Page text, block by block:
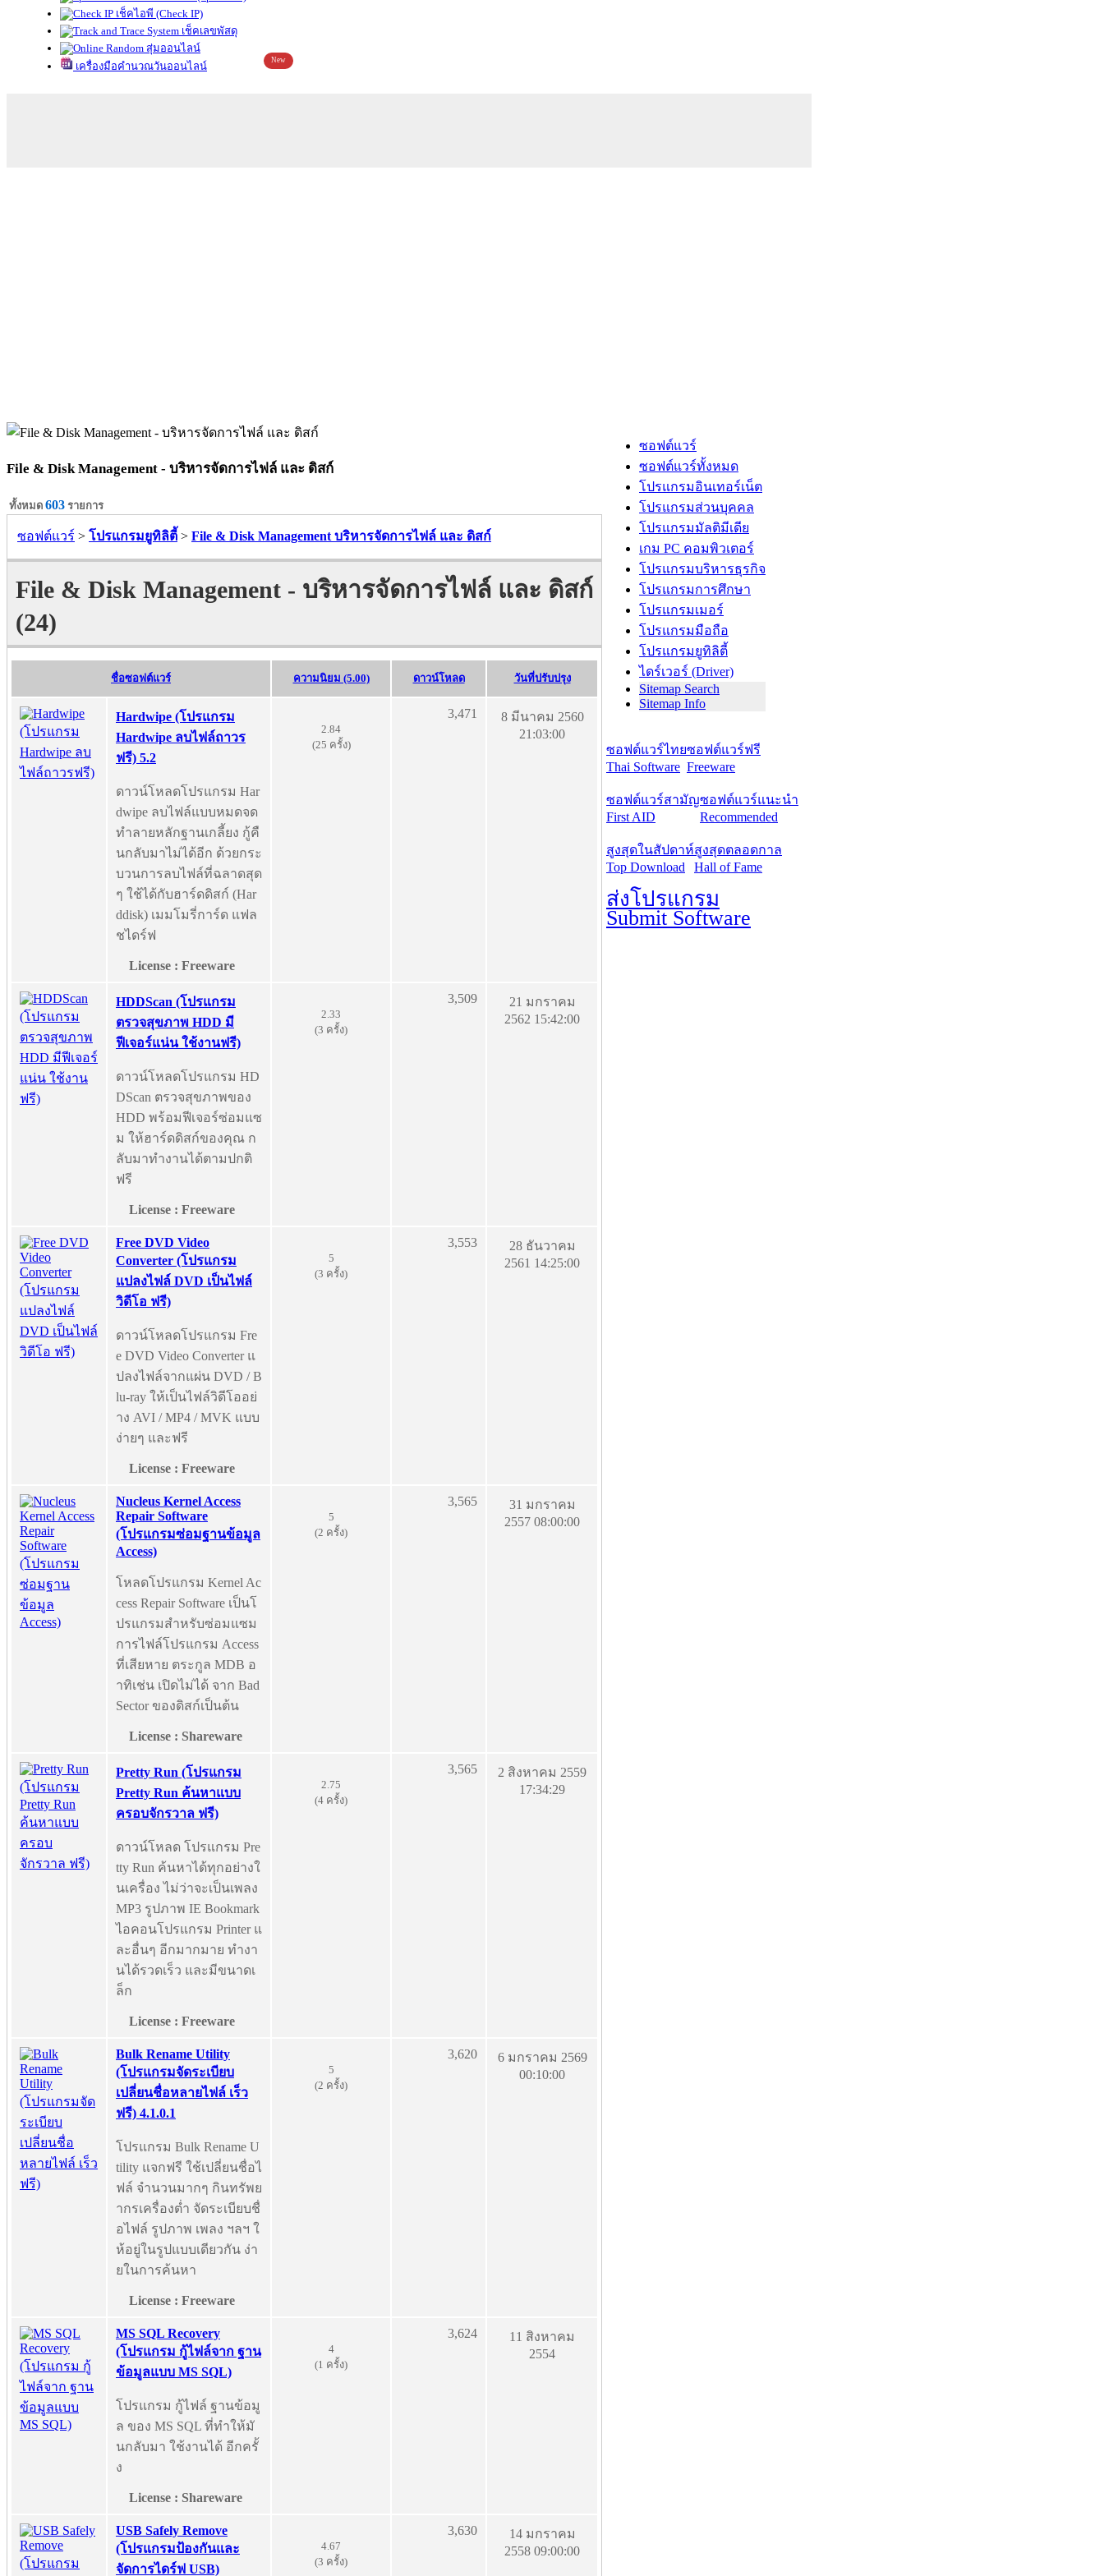
เช็คไอพี (Check IP)
เช็คเลขพัสดุ
สุ่มออนไลน์
เครื่องมือคำนวณวันออนไลน์
New
File & Disk Management - บริหารจัดการไฟล์ และ ดิสก์
ทั้งหมด 603 รายการ
ซอฟต์แวร์ > โปรแกรมยูทิลิตี้ > File & Disk Management บริหารจัดการไฟล์ และ ดิสก์
File & Disk Management - บริหารจัดการไฟล์ และ ดิสก์
(24)
ชื่อซอฟต์แวร์ ความนิยม (5.00) ดาวน์โหลด วันที่ปรับปรุง
Hardwipe (โปรแกรม
Hardwipe ลบไฟล์ถาวร
ฟรี) 5.2
ดาวน์โหลดโปรแกรม Har
dwipe ลบไฟล์แบบหมดจด
ทำลายหลักฐานเกลี้ยง กู้คื
นกลับมาไม่ได้อีก ด้วยกระ
บวนการลบไฟล์ที่ฉลาดสุด
ๆ ใช้ได้กับฮาร์ดดิสก์ (Har
ddisk) เมมโมรี่การ์ด แฟล
ชไดร์ฟ
License : Freeware
2.84
(25 ครั้ง)
3,471
8 มีนาคม 2560
21:03:00
HDDScan (โปรแกรม
ตรวจสุขภาพ HDD มี
ฟีเจอร์แน่น ใช้งานฟรี)
ดาวน์โหลดโปรแกรม HD
DScan ตรวจสุขภาพของ
HDD พร้อมฟีเจอร์ซ่อมแซ
ม ให้ฮาร์ดดิสก์ของคุณ ก
ลับมาทำงานได้ตามปกติ
ฟรี
License : Freeware
2.33
(3 ครั้ง)
3,509
21 มกราคม
2562 15:42:00
Free DVD Video
Converter (โปรแกรม
แปลงไฟล์ DVD เป็นไฟล์
วิดีโอ ฟรี)
ดาวน์โหลดโปรแกรม Fre
e DVD Video Converter แ
ปลงไฟล์จากแผ่น DVD / B
lu-ray ให้เป็นไฟล์วิดีโออย่
าง AVI / MP4 / MVK แบบ
ง่ายๆ และฟรี
License : Freeware
5
(3 ครั้ง)
3,553
28 ธันวาคม
2561 14:25:00
Nucleus Kernel Access
Repair Software
(โปรแกรมซ่อมฐานข้อมูล
Access)
โหลดโปรแกรม Kernel Ac
cess Repair Software เป็นโ
ปรแกรมสำหรับซ่อมแซม
การไฟล์โปรแกรม Access
ที่เสียหาย ตระกูล MDB อ
าทิเช่น เปิดไม่ได้ จาก Bad
Sector ของดิสก์เป็นต้น
License : Shareware
5
(2 ครั้ง)
3,565
31 มกราคม
2557 08:00:00
Pretty Run (โปรแกรม
Pretty Run ค้นหาแบบ
ครอบจักรวาล ฟรี)
ดาวน์โหลด โปรแกรม Pre
tty Run ค้นหาได้ทุกอย่างใ
นเครื่อง ไม่ว่าจะเป็นเพลง
MP3 รูปภาพ IE Bookmark
ไอคอนโปรแกรม Printer แ
ละอื่นๆ อีกมากมาย ทำงา
นได้รวดเร็ว และมีขนาดเ
ล็ก
License : Freeware
2.75
(4 ครั้ง)
3,565
2 สิงหาคม 2559
17:34:29
Bulk Rename Utility
(โปรแกรมจัดระเบียบ
เปลี่ยนชื่อหลายไฟล์ เร็ว
ฟรี) 4.1.0.1
โปรแกรม Bulk Rename U
tility แจกฟรี ใช้เปลี่ยนชื่อไ
ฟล์ จำนวนมากๆ กินทรัพย
ากรเครื่องต่ำ จัดระเบียบชื่
อไฟล์ รูปภาพ เพลง ฯลฯ ใ
ห้อยู่ในรูปแบบเดียวกัน ง่า
ยในการค้นหา
License : Freeware
5
(2 ครั้ง)
3,620
6 มกราคม 2569
00:10:00
MS SQL Recovery
(โปรแกรม กู้ไฟล์จาก ฐาน
ข้อมูลแบบ MS SQL)
โปรแกรม กู้ไฟล์ ฐานข้อมู
ล ของ MS SQL ที่ทำให้มั
นกลับมา ใช้งานได้ อีกครั้
ง
License : Shareware
4
(1 ครั้ง)
3,624
11 สิงหาคม
2554
USB Safely Remove
(โปรแกรมป้องกันและ
จัดการไดร์ฟ USB)
4.67
(3 ครั้ง)
3,630
14 มกราคม
2558 09:00:00
ซอฟต์แวร์
ซอฟต์แวร์ทั้งหมด
โปรแกรมอินเทอร์เน็ต
โปรแกรมส่วนบุคคล
โปรแกรมมัลติมีเดีย
เกม PC คอมพิวเตอร์
โปรแกรมบริหารธุรกิจ
โปรแกรมการศึกษา
โปรแกรมเมอร์
โปรแกรมมือถือ
โปรแกรมยูทิลิตี้
ไดร์เวอร์ (Driver)
Sitemap Search
Sitemap Info
ซอฟต์แวร์ไทย
Thai Software
ซอฟต์แวร์ฟรี
Freeware
ซอฟต์แวร์สามัญ
First AID
ซอฟต์แวร์แนะนำ
Recommended
สูงสุดในสัปดาห์
Top Download
สูงสุดตลอดกาล
Hall of Fame
ส่งโปรแกรม
Submit Software